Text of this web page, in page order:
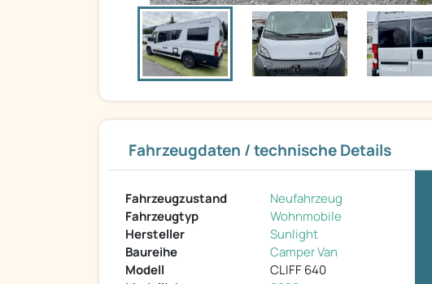
Fahrzeugdaten / technische Details
Fahrzeugzustand
Neufahrzeug
Fahrzeugtyp
Wohnmobile
Hersteller
Sunlight
Baureihe
Camper Van
Modell
CLIFF 640